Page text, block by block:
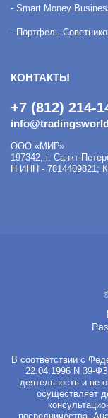
- Smart Money
- Портфель
КОНТАКТЫ
+7 (812) 214-
ООО «МИР»
197342, г. Санкт-
Н ИНН - 7814409821;
В соответствии с
22.04.1996 N 39-
деятельность и не
осуществляет